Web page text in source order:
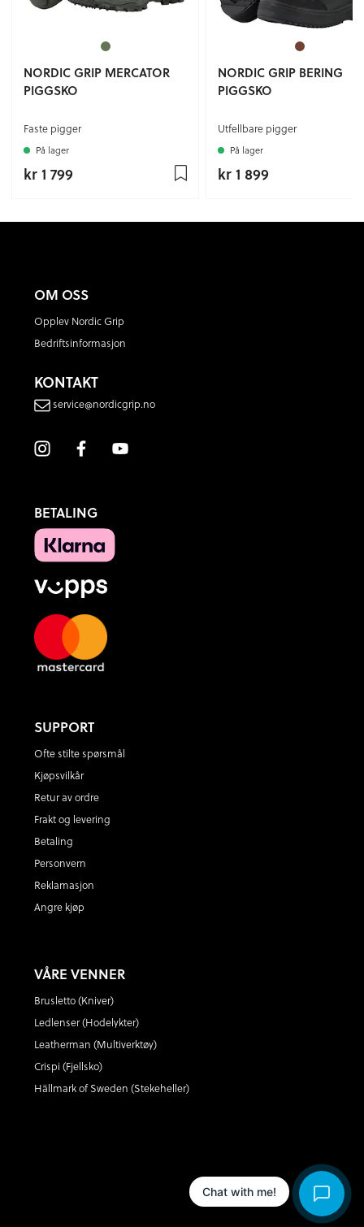
NORDIC GRIP MERCATOR
PIGGSKO
Faste pigger
På lager
kr 1 799
NORDIC GRIP BERING
PIGGSKO
Utfellbare pigger
På lager
kr 1 899
OM OSS
Opplev Nordic Grip
Bedriftsinformasjon
KONTAKT
service@nordicgrip.no
BETALING
SUPPORT
Ofte stilte spørsmål
Kjøpsvilkår
Retur av ordre
Frakt og levering
Betaling
Personvern
Reklamasjon
Angre kjøp
VÅRE VENNER
Brusletto (Kniver)
Ledlenser (Hodelykter)
Leatherman (Multiverktøy)
Crispi (Fjellsko)
Hällmark of Sweden (Stekeheller)
Chat with me!